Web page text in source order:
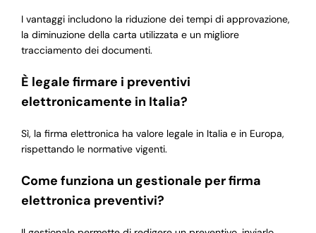
I vantaggi includono la riduzione dei tempi di approvazione,
la diminuzione della carta utilizzata e un migliore
tracciamento dei documenti.
È legale firmare i preventivi
elettronicamente in Italia?
Sì, la firma elettronica ha valore legale in Italia e in Europa,
rispettando le normative vigenti.
Come funziona un gestionale per firma
elettronica preventivi?